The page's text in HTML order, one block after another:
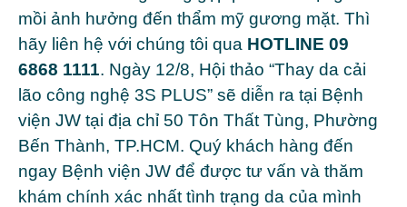
mồi ảnh hưởng đến thẩm mỹ gương mặt. Thì
hãy liên hệ với chúng tôi qua HOTLINE 09
6868 1111. Ngày 12/8, Hội thảo “Thay da cải
lão công nghệ 3S PLUS” sẽ diễn ra tại Bệnh
viện JW tại địa chỉ 50 Tôn Thất Tùng, Phường
Bến Thành, TP.HCM. Quý khách hàng đến
ngay Bệnh viện JW để được tư vấn và thăm
khám chính xác nhất tình trạng da của mình